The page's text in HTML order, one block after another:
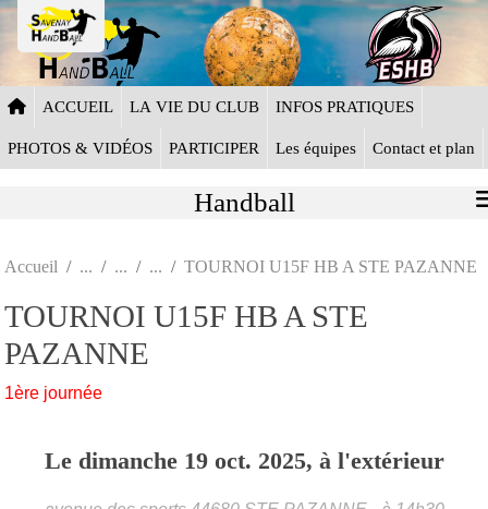
ACCUEIL LA VIE DU CLUB INFOS PRATIQUES
PHOTOS & VIDÉOS PARTICIPER Les équipes Contact et plan
Handball
Accueil TOURNOI U15F HB A STE PAZANNE
TOURNOI U15F HB A STE
PAZANNE
1ère journée
Le dimanche 19 oct. 2025, à l'extérieur
Panneau de gestion des cookies